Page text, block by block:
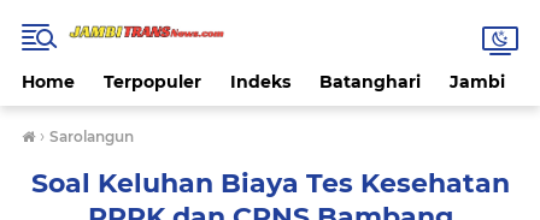
Home Terpopuler Indeks Batanghari Jambi
› Sarolangun
Soal Keluhan Biaya Tes Kesehatan